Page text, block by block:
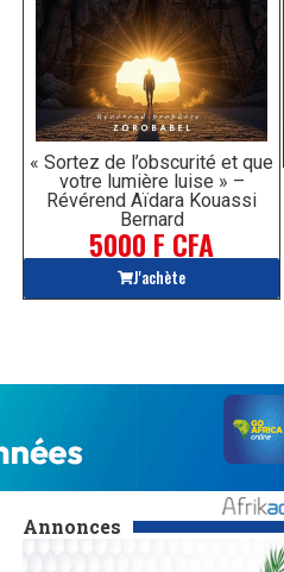
« Sortez de l’obscurité et que
votre lumière luise » –
Révérend Aïdara Kouassi
Bernard
5000 F CFA
J'achète
Annonces